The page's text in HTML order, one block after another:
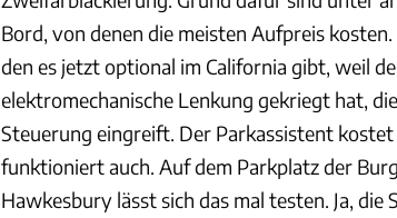
Bord, von denen die meisten Aufpreis
den es jetzt optional im California gibt, weil
elektromechanische Lenkung gekriegt hat,
Steuerung eingreift. Der Parkassistent
funktioniert auch. Auf dem Parkplatz der
Hawkesbury lässt sich das mal testen. Ja,